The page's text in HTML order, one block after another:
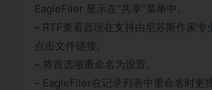
EagleFiler 显示在“共享”菜单中。
– RTF查看器现在支持由尼苏斯作家专
点击文件链接。
– 将首选项重命名为设置。
– EagleFiler在记录列表中重命名时更